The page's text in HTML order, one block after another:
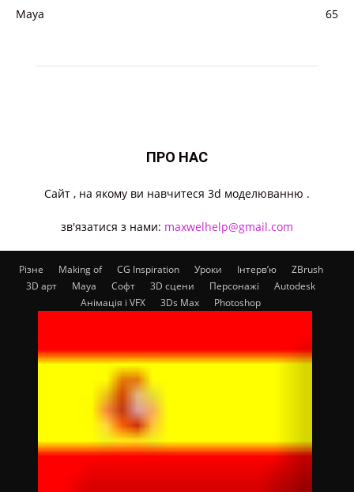
Maya
65
ПРО НАС
Cайт , на якому ви навчитеся 3d моделюванню .
зв'язатися з нами: maxwelhelp@gmail.com
Різне Making of CG Inspiration Уроки Інтерв’ю
ZBrush
3D арт
Maya Софт 3D сцени Персонажі
Autodesk
Анімація і VFX
3Ds Max Photoshop